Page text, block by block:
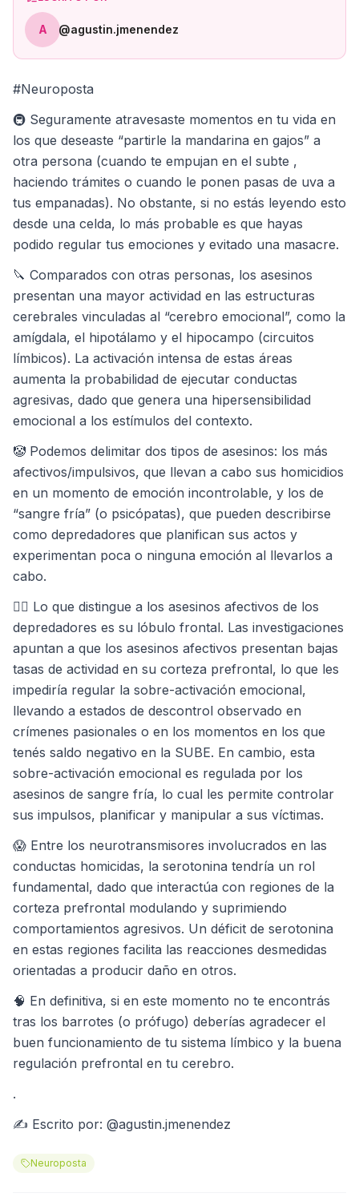
A @agustin.jmenendez
#Neuroposta
🚇 Seguramente atravesaste momentos en tu vida en
los que deseaste “partirle la mandarina en gajos” a
otra persona (cuando te empujan en el subte ,
haciendo trámites o cuando le ponen pasas de uva a
tus empanadas). No obstante, si no estás leyendo esto
desde una celda, lo más probable es que hayas
podido regular tus emociones y evitado una masacre.
🔪 Comparados con otras personas, los asesinos
presentan una mayor actividad en las estructuras
cerebrales vinculadas al “cerebro emocional”, como la
amígdala, el hipotálamo y el hipocampo (circuitos
límbicos). La activación intensa de estas áreas
aumenta la probabilidad de ejecutar conductas
agresivas, dado que genera una hipersensibilidad
emocional a los estímulos del contexto.
🤡 Podemos delimitar dos tipos de asesinos: los más
afectivos/impulsivos, que llevan a cabo sus homicidios
en un momento de emoción incontrolable, y los de
“sangre fría” (o psicópatas), que pueden describirse
como depredadores que planifican sus actos y
experimentan poca o ninguna emoción al llevarlos a
cabo.
🕵️‍♀️ Lo que distingue a los asesinos afectivos de los
depredadores es su lóbulo frontal. Las investigaciones
apuntan a que los asesinos afectivos presentan bajas
tasas de actividad en su corteza prefrontal, lo que les
impediría regular la sobre-activación emocional,
llevando a estados de descontrol observado en
crímenes pasionales o en los momentos en los que
tenés saldo negativo en la SUBE. En cambio, esta
sobre-activación emocional es regulada por los
asesinos de sangre fría, lo cual les permite controlar
sus impulsos, planificar y manipular a sus víctimas.
😱 Entre los neurotransmisores involucrados en las
conductas homicidas, la serotonina tendría un rol
fundamental, dado que interactúa con regiones de la
corteza prefrontal modulando y suprimiendo
comportamientos agresivos. Un déficit de serotonina
en estas regiones facilita las reacciones desmedidas
orientadas a producir daño en otros.
🧠 En definitiva, si en este momento no te encontrás
tras los barrotes (o prófugo) deberías agradecer el
buen funcionamiento de tu sistema límbico y la buena
regulación prefrontal en tu cerebro.
.
✍ Escrito por: @agustin.jmenendez
Neuroposta